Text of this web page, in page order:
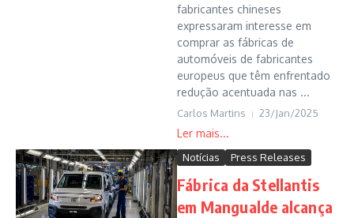
fabricantes chineses
expressaram interesse em
comprar as fábricas de
automóveis de fabricantes
europeus que têm enfrentado
redução acentuada nas ...
Carlos Martins 23/Jan/2025
Notícias Press Releases
Fábrica da Stellantis
em Mangualde alcança